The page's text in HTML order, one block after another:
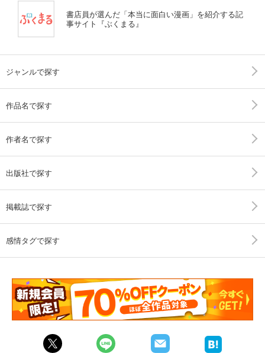
書店員が選んだ「本当に面白い漫画」を紹介する記
事サイト『ぶくまる』
ジャンルで探す
作品名で探す
作者名で探す
出版社で探す
掲載誌で探す
感情タグで探す